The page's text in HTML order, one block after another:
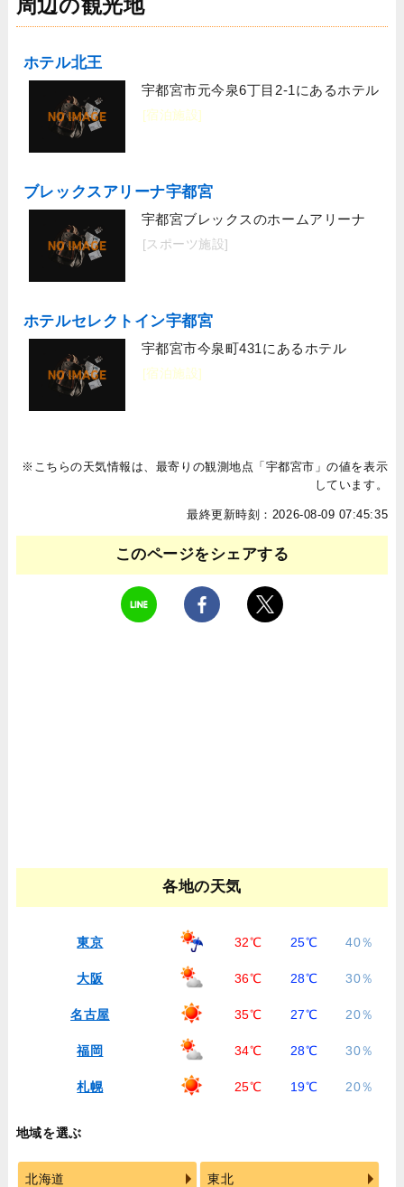
周辺の観光地
ホテル北王
宇都宮市元今泉6丁目2-1にあるホテル
[宿泊施設]
ブレックスアリーナ宇都宮
宇都宮ブレックスのホームアリーナ
[スポーツ施設]
ホテルセレクトイン宇都宮
宇都宮市今泉町431にあるホテル
[宿泊施設]
※こちらの天気情報は、最寄りの観測地点「宇都宮市」の値を表示
しています。
最終更新時刻：2026-08-09 07:45:35
このページをシェアする
各地の天気
東京 32℃ 25℃ 40％
大阪 36℃ 28℃ 30％
名古屋 35℃ 27℃ 20％
福岡 34℃ 28℃ 30％
札幌 25℃ 19℃ 20％
地域を選ぶ
北海道 東北